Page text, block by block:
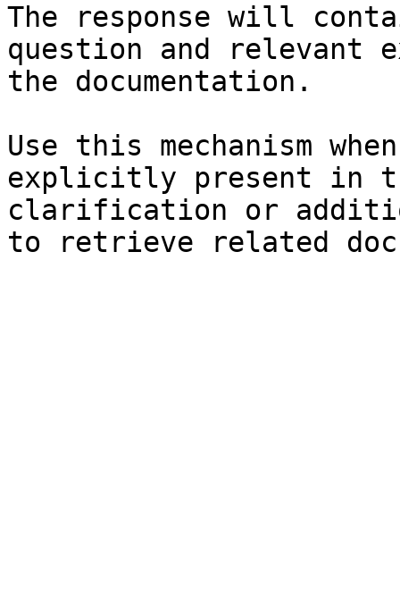
The response will
question and relevant
the documentation.
Use this mechanism
explicitly present in
clarification or